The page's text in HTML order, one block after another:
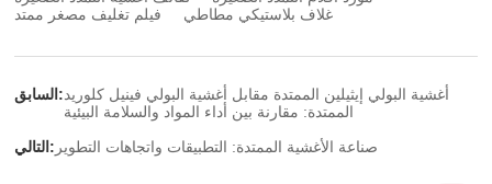
فيلم تغليف مصغر ممتد
غلاف بلاستيكي مطاطي
السابق:أغشية البولي إيثيلين الممتدة مقابل أغشية البولي فينيل كلوريد
الممتدة: مقارنة بين أداء المواد والسلامة البيئية
التالي: صناعة الأغشية الممتدة: التطبيقات واتجاهات التطوير